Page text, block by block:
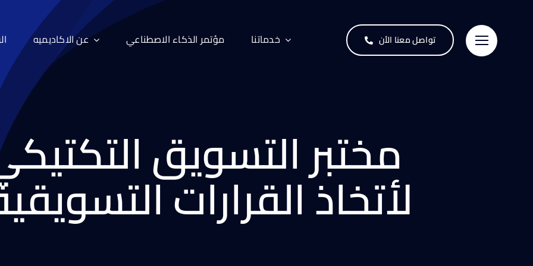
عن الاكاديميه مؤتمر الذكاء الاصطناعي خدماتنا تواصل معنا الأن
مختبر التسويق
لأتخاذ القرارات